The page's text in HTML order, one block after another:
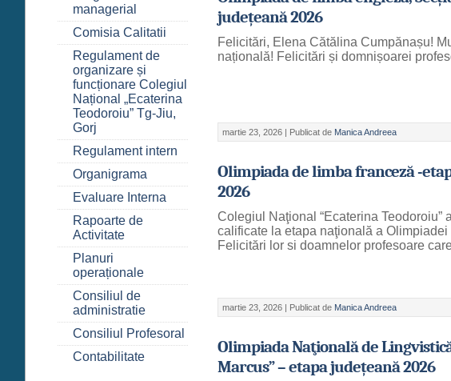
județeană 2026
Felicitări, Elena Cătălina Cumpănașu!
națională! Felicitări și domnișoarei
martie 23, 2026 | Publicat de Manica Andreea
Olimpiada de limba franceză -
2026
Colegiul Naţional “Ecaterina Teodoroiu”
calificate la etapa naţională a Olimpiadei
Felicitări lor si doamnelor profesoare
martie 23, 2026 | Publicat de Manica Andreea
Olimpiada Naţională de
Marcus” – etapa județeană 2026
managerial
Comisia Calitatii
Regulament de
organizare și
funcționare Colegiul
Național „Ecaterina
Teodoroiu” Tg-Jiu,
Gorj
Regulament intern
Organigrama
Evaluare Interna
Rapoarte de
Activitate
Planuri
operaționale
Consiliul de
administratie
Consiliul Profesoral
Contabilitate